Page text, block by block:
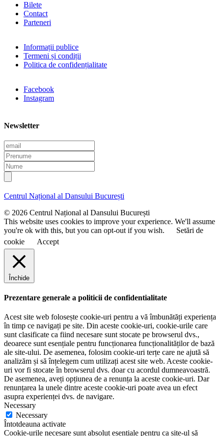
Bilete
Contact
Parteneri
Informații publice
Termeni și condiții
Politica de confidențialitate
Facebook
Instagram
Newsletter
E
m
a
i
l
P
r
e
n
m
N
u
m
e
Centrul Național al Dansului București
© 2026 Centrul Național al Dansului București
This website uses cookies to improve your experience. We'll assume
you're ok with this, but you can opt-out if you wish.
Setări de
cookie
Accept
Închide
Prezentare generale a politicii de confidentialitate
Acest site web folosește cookie-uri pentru a vă îmbunătăți experiența
în timp ce navigați pe site. Din aceste cookie-uri, cookie-urile care
sunt clasificate ca fiind necesare sunt stocate pe browserul dvs.,
deoarece sunt esențiale pentru funcționarea funcționalităților de bază
ale site-ului. De asemenea, folosim cookie-uri terțe care ne ajută să
analizăm și să înțelegem cum utilizați acest site web. Aceste cookie-
uri vor fi stocate în browserul dvs. doar cu acordul dumneavoastră.
De asemenea, aveți opțiunea de a renunța la aceste cookie-uri. Dar
renunțarea la unele dintre aceste cookie-uri poate avea un efect
asupra experienței dvs. de navigare.
Necessary
Necessary
Întotdeauna activate
Cookie-urile necesare sunt absolut esențiale pentru ca site-ul să